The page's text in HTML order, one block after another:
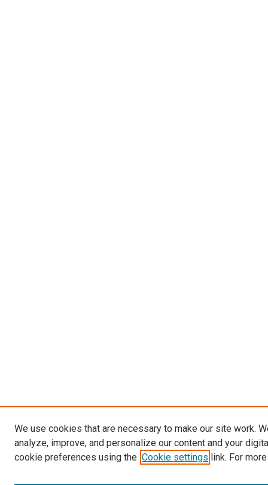
We use cookies that are necessary to make our site work.
analyze, improve, and personalize our content and your
cookie preferences using the Cookie settings link. For